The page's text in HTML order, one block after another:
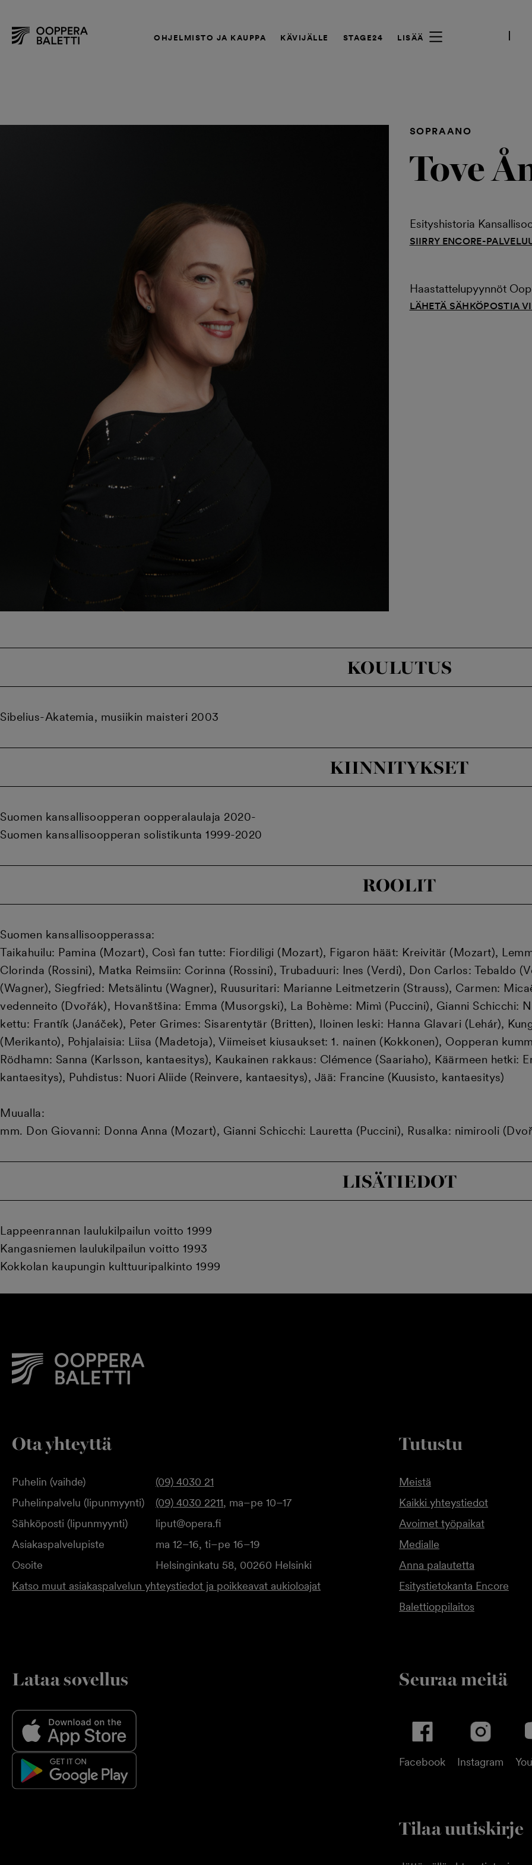
OHJELMISTO JA KAUPPA KÄVIJÄLLE STAGE24 LISÄÄ
SOPRAANO
Tove
Esityshistoria
SIIRRY ENCORE-
Haastattelupyynnöt
LÄHETÄ SÄHKÖPOSTIA
KOULUTUS
Sibelius-Akatemia, musiikin maisteri 2003
KIINNITYKSET
Suomen kansallisoopperan oopperalaulaja 2020-
Suomen kansallisoopperan solistikunta 1999-2020
ROOLIT
Suomen kansallisoopperassa:
Taikahuilu: Pamina (Mozart), Così fan tutte: Fiordiligi (Mozart), Figaron häät: Kreivitär (Mozart),
Clorinda (Rossini), Matka Reimsiin: Corinna (Rossini), Trubaduuri: Ines (Verdi), Don Carlos: Tebaldo
(Wagner), Siegfried: Metsälintu (Wagner), Ruusuritari: Marianne Leitmetzerin (Strauss), Carmen:
vedenneito (Dvořák), Hovanštšina: Emma (Musorgski), La Bohème: Mimì (Puccini), Gianni Schicchi:
kettu: Frantík (Janáček), Peter Grimes: Sisarentytär (Britten), Iloinen leski: Hanna Glavari (Lehár),
(Merikanto), Pohjalaisia: Liisa (Madetoja), Viimeiset kiusaukset: 1. nainen (Kokkonen), Oopperan
Rödhamn: Sanna (Karlsson, kantaesitys), Kaukainen rakkaus: Clémence (Saariaho), Käärmeen hetki:
kantaesitys), Puhdistus: Nuori Aliide (Reinvere, kantaesitys), Jää: Francine (Kuusisto, kantaesitys)
Muualla:
mm. Don Giovanni: Donna Anna (Mozart), Gianni Schicchi: Lauretta (Puccini), Rusalka: nimirooli
LISÄTIEDOT
Lappeenrannan laulukilpailun voitto 1999
Kangasniemen laulukilpailun voitto 1993
Kokkolan kaupungin kulttuuripalkinto 1999
Ota yhteyttä
Puhelin (vaihde)
(09) 4030 21
Puhelinpalvelu (lipunmyynti)
(09) 4030 2211, ma–pe 10–17
Sähköposti (lipunmyynti)
liput@opera.fi
Asiakaspalvelupiste
ma 12–16, ti–pe 16–19
Osoite
Helsinginkatu 58, 00260 Helsinki
Katso muut asiakaspalvelun yhteystiedot ja poikkeavat aukioloajat
Tutustu
Meistä
Kaikki yhteystiedot
Avoimet työpaikat
Medialle
Anna palautetta
Esitystietokanta Encore
Balettioppilaitos
Lataa sovellus Seuraa meitä
Facebook Instagram
Tilaa uutiskirje